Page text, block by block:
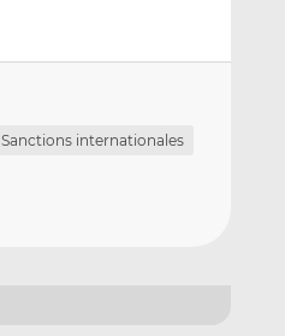
Sanctions internationales